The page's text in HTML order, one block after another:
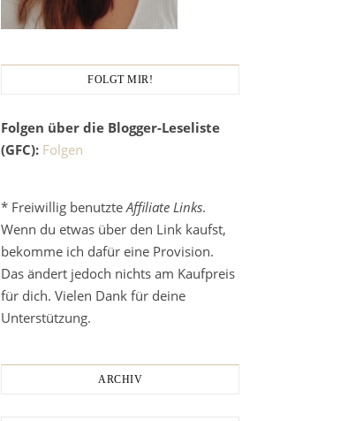
FOLGT MIR!
Folgen über die Blogger-Leseliste
(GFC): Folgen
* Freiwillig benutzteAffiliate Links.
Wenn du etwas über den Link kaufst,
bekomme ich dafür eine Provision.
Das ändert jedoch nichts am Kaufpreis
für dich. Vielen Dank für deine
Unterstützung.
ARCHIV